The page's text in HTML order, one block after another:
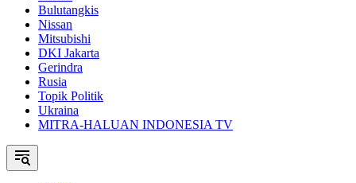
Bulutangkis
Nissan
Mitsubishi
DKI Jakarta
Gerindra
Rusia
Topik Politik
Ukraina
MITRA-HALUAN INDONESIA TV